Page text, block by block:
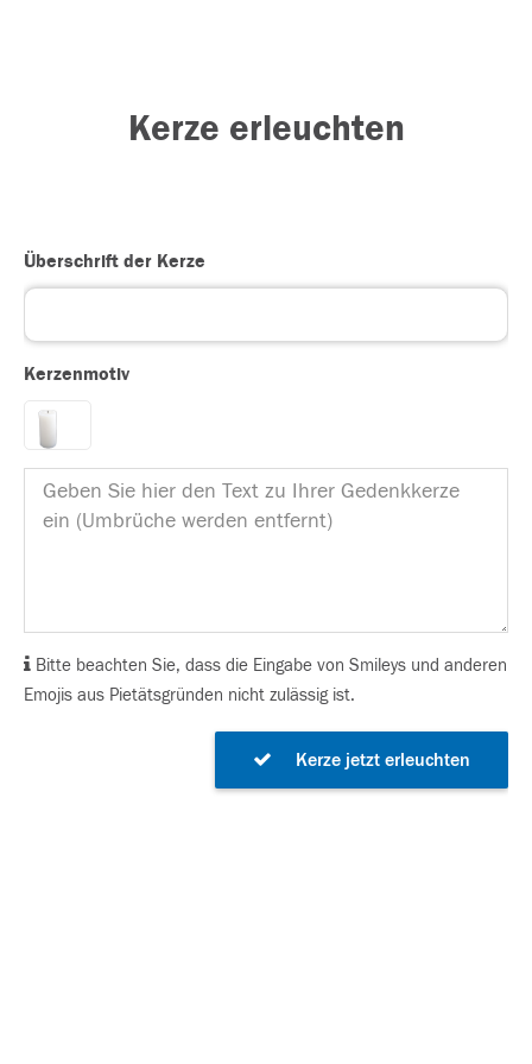
Kerze erleuchten
Überschrift der Kerze
Kerzenmotiv
Bitte beachten Sie, dass die Eingabe von Smileys und anderen
Emojis aus Pietätsgründen nicht zulässig ist.
Kerze jetzt erleuchten